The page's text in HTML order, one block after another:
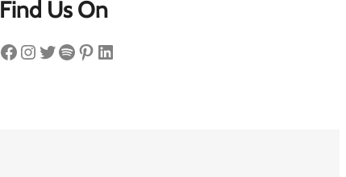
Find Us On
Facebook Instagram Twitter Spotify Pinterest LinkedIn